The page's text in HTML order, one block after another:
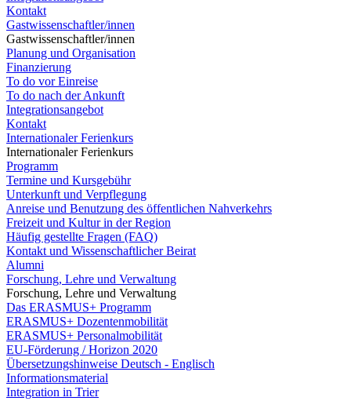
Kontakt
Gastwissenschaftler/innen
Gastwissenschaftler/innen
Planung und Organisation
Finanzierung
To do vor Einreise
To do nach der Ankunft
Integrationsangebot
Kontakt
Internationaler Ferienkurs
Internationaler Ferienkurs
Programm
Termine und Kursgebühr
Unterkunft und Verpflegung
Anreise und Benutzung des öffentlichen Nahverkehrs
Freizeit und Kultur in der Region
Häufig gestellte Fragen (FAQ)
Kontakt und Wissenschaftlicher Beirat
Alumni
Forschung, Lehre und Verwaltung
Forschung, Lehre und Verwaltung
Das ERASMUS+ Programm
ERASMUS+ Dozentenmobilität
ERASMUS+ Personalmobilität
EU-Förderung / Horizon 2020
Übersetzungshinweise Deutsch - Englisch
Informationsmaterial
Integration in Trier